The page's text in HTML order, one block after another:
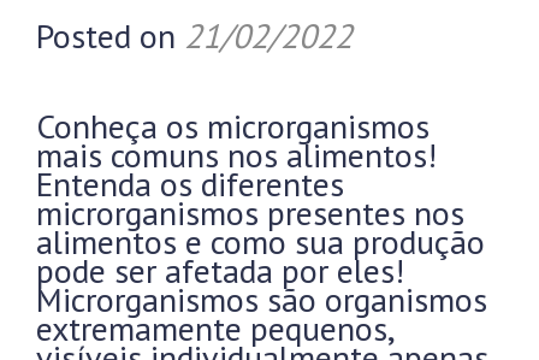
Posted on 21/02/2022
Conheça os microrganismos
mais comuns nos alimentos!
Entenda os diferentes
microrganismos presentes nos
alimentos e como sua produção
pode ser afetada por eles!
Microrganismos são organismos
extremamente pequenos,